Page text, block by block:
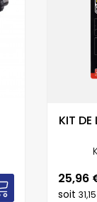
KIT DE
Prix
25,96
soit